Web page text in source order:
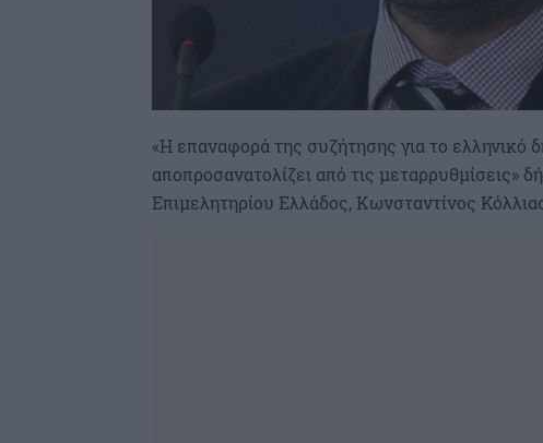
«Η επαναφορά της συζήτησης για το ελληνικό
αποπροσανατολίζει από τις μεταρρυθμίσεις»
Επιμελητηρίου Ελλάδος, Κωνσταντίνος